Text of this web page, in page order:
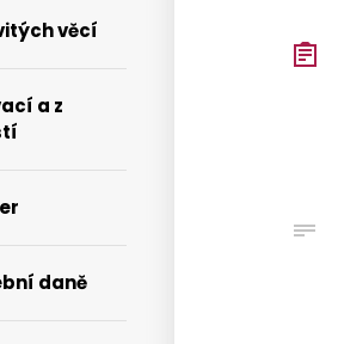
věcí
a z
daně